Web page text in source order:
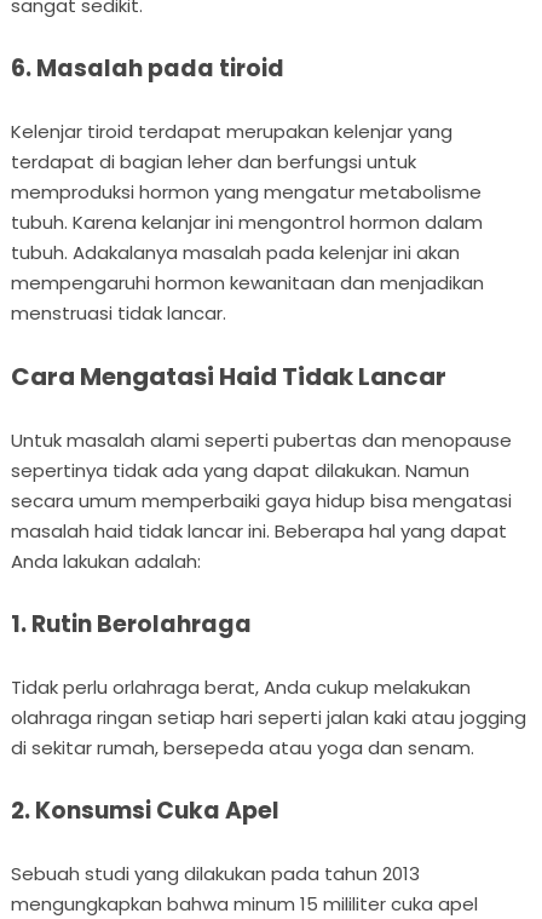
sangat sedikit.
6. Masalah pada tiroid
Kelenjar tiroid terdapat merupakan kelenjar yang
terdapat di bagian leher dan berfungsi untuk
memproduksi hormon yang mengatur metabolisme
tubuh. Karena kelanjar ini mengontrol hormon dalam
tubuh. Adakalanya masalah pada kelenjar ini akan
mempengaruhi hormon kewanitaan dan menjadikan
menstruasi tidak lancar.
Cara Mengatasi Haid Tidak Lancar
Untuk masalah alami seperti pubertas dan menopause
sepertinya tidak ada yang dapat dilakukan. Namun
secara umum memperbaiki gaya hidup bisa mengatasi
masalah haid tidak lancar ini. Beberapa hal yang dapat
Anda lakukan adalah:
1. Rutin Berolahraga
Tidak perlu orlahraga berat, Anda cukup melakukan
olahraga ringan setiap hari seperti jalan kaki atau jogging
di sekitar rumah, bersepeda atau yoga dan senam.
2. Konsumsi Cuka Apel
Sebuah studi yang dilakukan pada tahun 2013
mengungkapkan bahwa minum 15 mililiter cuka apel